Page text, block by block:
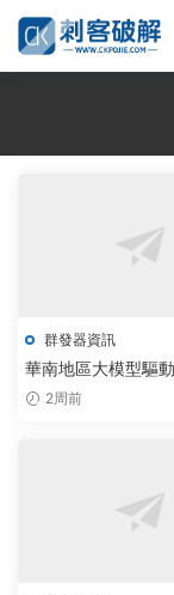
群發器資訊
華南地區大模型驅
器與電報群發軟件實
2周前